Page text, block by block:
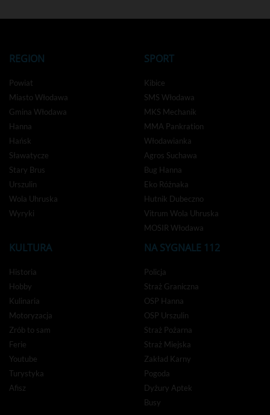
REGION
Powiat
Miasto Włodawa
Gmina Włodawa
Hanna
Hańsk
Sławatycze
Stary Brus
Urszulin
Wola Uhruska
Wyryki
SPORT
Kibice
SMS Włodawa
MKS Mechanik
MMA Pankration
Włodawianka
Agros Suchawa
Bug Hanna
Eko Różnaka
Hutnik Dubeczno
Vitrum Wola Uhruska
MOSIR Włodawa
KULTURA
Historia
Hobby
Kulinaria
Motoryzacja
Zrób to sam
Ferie
Youtube
Turystyka
Afisz
NA SYGNALE 112
Policja
Straż Graniczna
OSP Hanna
OSP Urszulin
Straż Pożarna
Straż Miejska
Zakład Karny
Pogoda
Dyżury Aptek
Busy